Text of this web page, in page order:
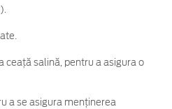
ceață salină, pentru a asigura o
a se asigura menținerea